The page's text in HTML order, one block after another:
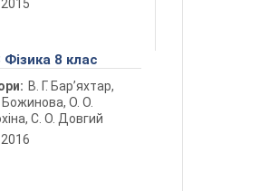
2015
8 клас
В. Г. Бар’яхтар,
О. О.
С. О. Довгий
2016